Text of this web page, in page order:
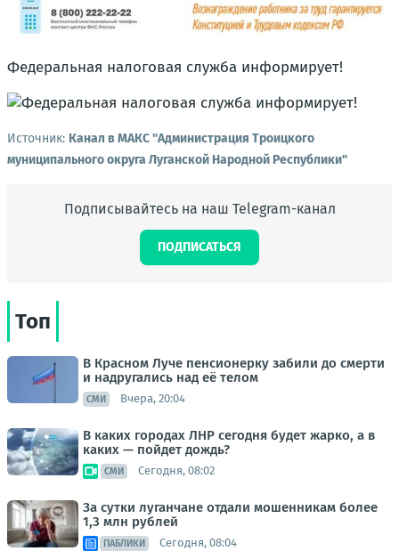
Федеральная налоговая служба информирует!
Источник: Канал в МАКС "Администрация Троицкого
муниципального округа Луганской Народной Республики"
Подписывайтесь на наш Telegram-канал
ПОДПИСАТЬСЯ
Топ
В Красном Луче пенсионерку забили до смерти
и надругались над её телом
СМИ Вчера, 20:04
В каких городах ЛНР сегодня будет жарко, а в
каких — пойдет дождь?
СМИ Сегодня, 08:02
За сутки луганчане отдали мошенникам более
1,3 млн рублей
ПАБЛИКИ Сегодня, 08:04